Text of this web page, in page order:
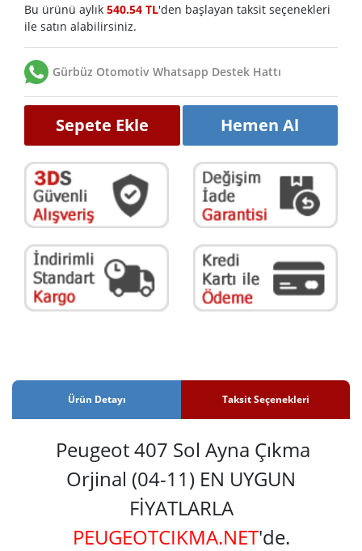
Bu ürünü aylık 540.54 TL'den başlayan taksit seçenekleri
ile satın alabilirsiniz.
Gürbüz Otomotiv Whatsapp Destek Hattı
Sepete Ekle Hemen Al
Ürün Detayı Taksit Seçenekleri
Peugeot 407 Sol Ayna Çıkma
Orjinal (04-11) EN UYGUN
FİYATLARLA
PEUGEOTCIKMA.NET'de.